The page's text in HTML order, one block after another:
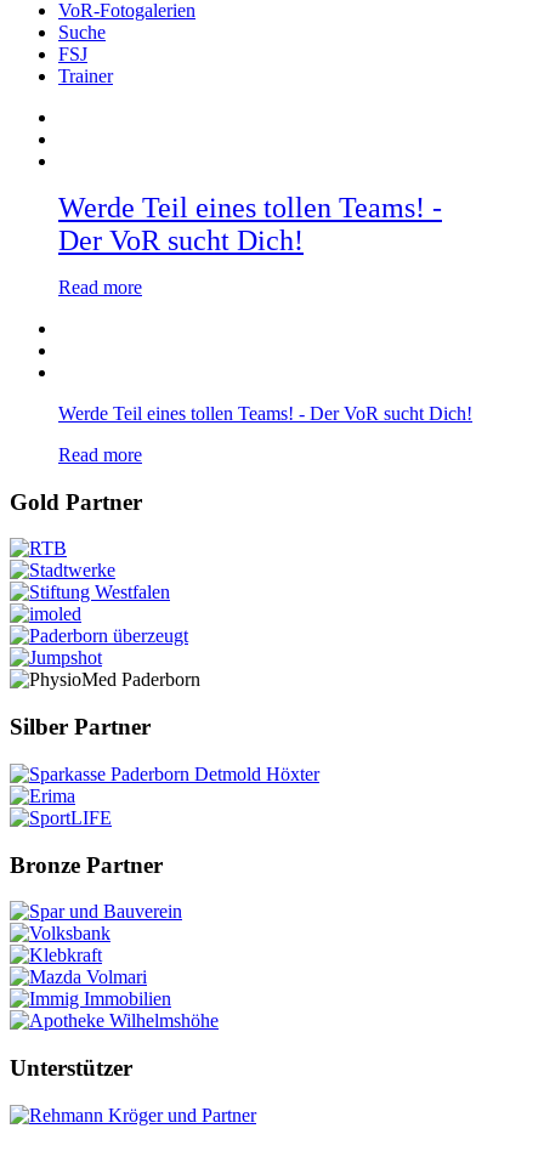
VoR-Fotogalerien
Suche
FSJ
Trainer
Werde Teil eines tollen Teams! -
Der VoR sucht Dich!
Read more
Werde Teil eines tollen Teams! - Der VoR sucht Dich!
Read more
Gold Partner
Silber Partner
Bronze Partner
Unterstützer